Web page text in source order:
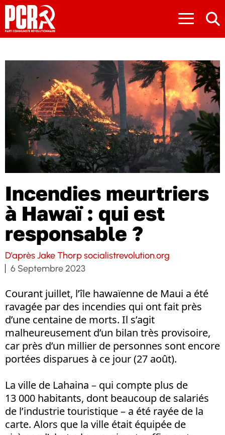
≡
Incendies meurtriers
à Hawaï : qui est
responsable ?
D’après Jake Thorp socialistrevolution.org
6 Septembre 2023
Courant juillet, l’île hawaïenne de Maui a été
ravagée par des incendies qui ont fait près
d’une centaine de morts. Il s’agit
malheureusement d’un bilan très provisoire,
car près d’un millier de personnes sont encore
portées disparues à ce jour (27 août).
La ville de Lahaina – qui compte plus de
13 000 habitants, dont beaucoup de salariés
de l’industrie touristique – a été rayée de la
carte. Alors que la ville était équipée de